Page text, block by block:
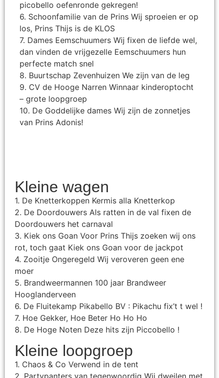
picobello oefenronde gekregen!
6. Schoonfamilie van de Prins Wij sproeien er op
los, Prins Thijs is de KLOS
7. Dames Eemschuumers Wij fixen de liefde wel,
dan vinden de vrijgezelle Eemschuumers hun
perfecte match snel
8. Buurtschap Zevenhuizen We zijn van de leg
9. CV de Hooge Narren Winnaar kinderoptocht
– grote loopgroep
10. De Goddelijke dames Wij zijn de zonnetjes
van Prins Adonis!
Kleine wagen
1. De Knetterkoppen Kermis alla Knetterkop
2. De Doordouwers Als ratten in de val fixen de
Doordouwers het carnaval
3. Kiek ons Goan Voor Prins Thijs zoeken wij ons
rot, toch gaat Kiek ons Goan voor de jackpot
4. Zooitje Ongeregeld Wij veroveren geen ene
moer
5. Brandweermannen 100 jaar Brandweer
Hooglanderveen
6. De Fluitekamp Pikabello BV : Pikachu fix’t t wel !
7. Hoe Gekker, Hoe Beter Ho Ho Ho
8. De Hoge Noten Deze hits zijn Piccobello !
Kleine loopgroep
1. Chaos & Co Verwend in de tent
2. Partypanters van tegenwoordig Wij dweilen met